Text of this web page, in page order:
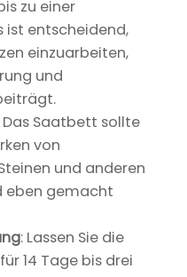
zu einer
ist entscheidend,
einzuarbeiten,
und
Das Saatbett sollte
von
und anderen
eben gemacht
: Lassen Sie die
14 Tage bis drei